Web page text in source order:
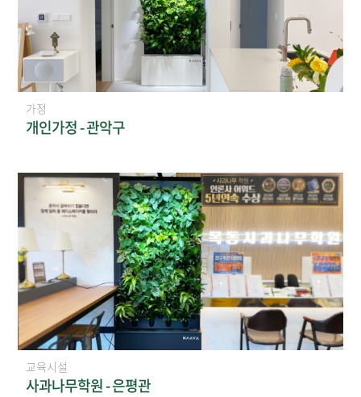
가정
개인가정 - 관악구
교육시설
사과나무학원 - 은평관